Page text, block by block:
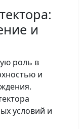
и
роль в
и
условий и